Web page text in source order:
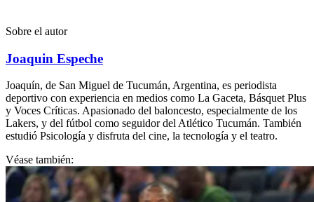
Sobre el autor
Joaquin Espeche
Joaquín, de San Miguel de Tucumán, Argentina, es periodista
deportivo con experiencia en medios como La Gaceta, Básquet Plus
y Voces Críticas. Apasionado del baloncesto, especialmente de los
Lakers, y del fútbol como seguidor del Atlético Tucumán. También
estudió Psicología y disfruta del cine, la tecnología y el teatro.
Véase también: